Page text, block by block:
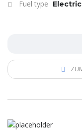
Fuel type Electric